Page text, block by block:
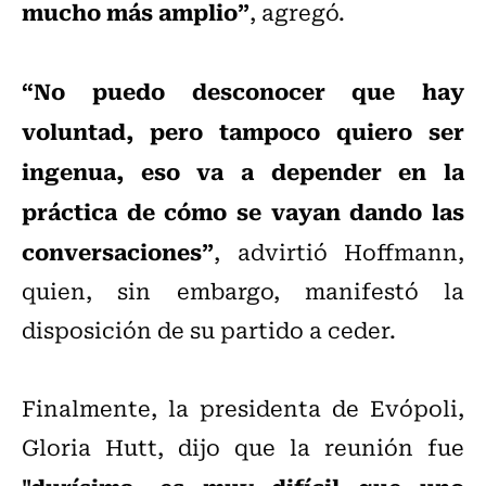
mucho más amplio”, agregó.
“No puedo desconocer que hay
voluntad, pero tampoco quiero ser
ingenua, eso va a depender en la
práctica de cómo se vayan dando las
conversaciones”, advirtió Hoffmann,
quien, sin embargo, manifestó la
disposición de su partido a ceder.
Finalmente, la presidenta de Evópoli,
Gloria Hutt, dijo que la reunión fue